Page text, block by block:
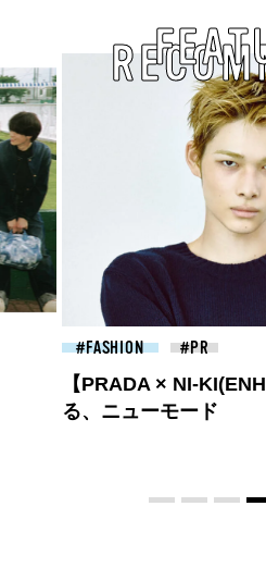
FASHION
ロエベの新しい世界
コントラストとレイヤ